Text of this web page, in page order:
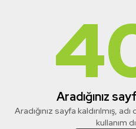
Aradığınız
Aradığınız sayfa kaldırılmış,
kullanım